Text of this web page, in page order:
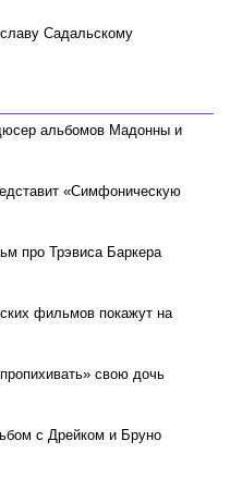
Садальскому
альбомов Мадонны и
«Симфоническую
про Трэвиса Баркера
фильмов покажут на
свою дочь
с Дрейком и Бруно